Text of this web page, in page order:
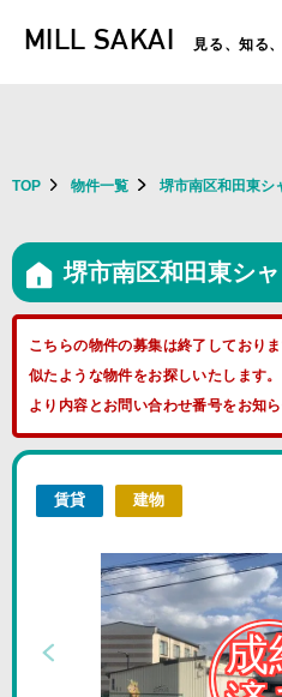
だきます。ご不便をおかけしま
MILL SAKAI 見る、知る
TOP 物件一覧 堺市南区和田東シ
堺市南区和田東シ
こちらの物件の募集は終了しておりま
似たような物件をお探しいたします。
より内容とお問い合わせ番号をお知ら
賃貸 建物